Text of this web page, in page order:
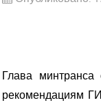
Глава
рекомендациям